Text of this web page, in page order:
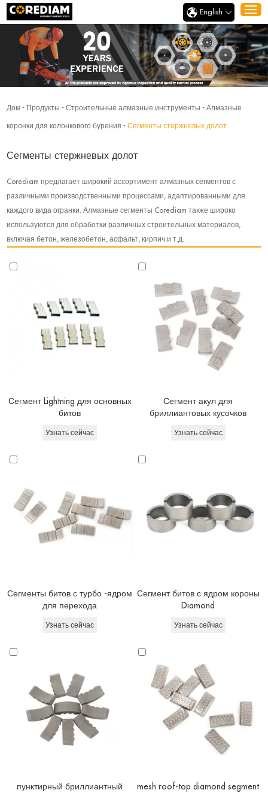
English
Дом - Продукты -Строительные алмазные инструменты -Алмазные
коронки для колонкового бурения -Сегменты стержневых долот
Сегменты стержневых долот
Corediam предлагает широкий ассортимент алмазных сегментов с
различными производственными процессами, адаптированными для
каждого вида огранки. Алмазные сегменты Corediam также широко
используются для обработки различных строительных материалов,
включая бетон, железобетон, асфальт, кирпич и т.д.
Сегмент Lightning для основных
битов
Узнать сейчас
Сегмент акул для
бриллиантовых кусочков
Узнать сейчас
Сегменты битов с турбо -ядром
для перехода
Узнать сейчас
Сегмент битов с ядром короны
Diamond
Узнать сейчас
пунктирный бриллиантный
mesh roof-top diamond segment